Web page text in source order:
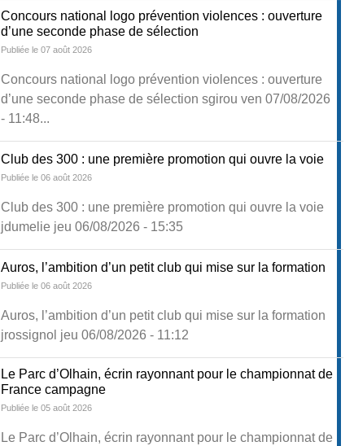
Concours national logo prévention violences : ouverture
d’une seconde phase de sélection
Publiée le 07 août 2026
Concours national logo prévention violences : ouverture
d’une seconde phase de sélection sgirou ven 07/08/2026
- 11:48...
Club des 300 : une première promotion qui ouvre la voie
Publiée le 06 août 2026
Club des 300 : une première promotion qui ouvre la voie
jdumelie jeu 06/08/2026 - 15:35
Auros, l’ambition d’un petit club qui mise sur la formation
Publiée le 06 août 2026
Auros, l’ambition d’un petit club qui mise sur la formation
jrossignol jeu 06/08/2026 - 11:12
Le Parc d’Olhain, écrin rayonnant pour le championnat de
France campagne
Publiée le 05 août 2026
Le Parc d’Olhain, écrin rayonnant pour le championnat de